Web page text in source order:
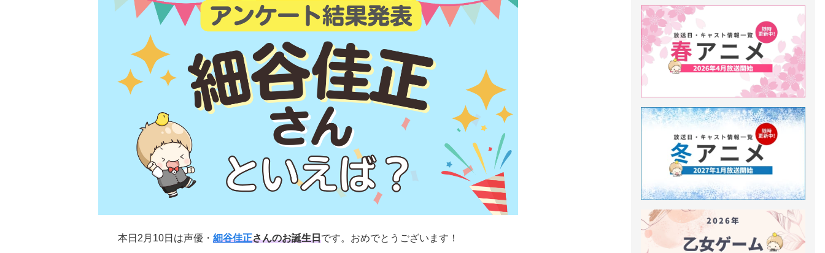
本日2月10日は声優・ 細谷佳正さんのお誕生日です。おめでとうございます！